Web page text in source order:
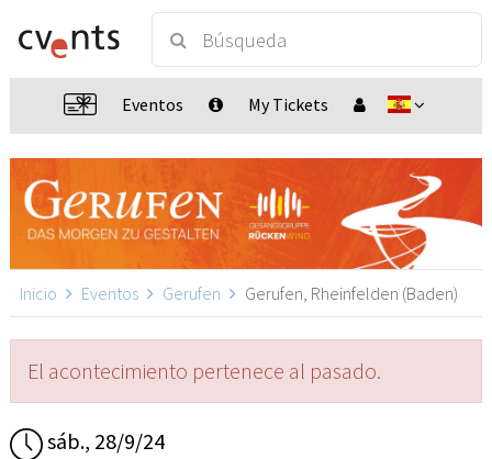
Eventos My Tickets
Inicio Eventos Gerufen Gerufen, Rheinfelden (Baden)
El acontecimiento pertenece al pasado.
sáb., 28/9/24